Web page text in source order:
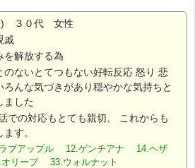
) ３０代 女性
戚
を解放する為
のないとてつもない好転反応 怒り 悲
ろんな気づきがあり穏やかな気持ちと
ました
での対応もとても親切。 これからも
す。
ブアップル 12.ゲンチアナ 14.ヘザ
リーブ 33.ウォルナット